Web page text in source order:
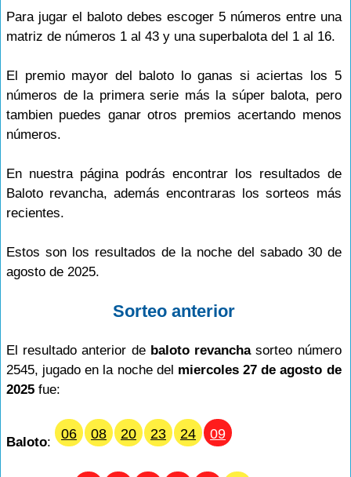
Para jugar el baloto debes escoger 5 números entre una
matriz de números 1 al 43 y una superbalota del 1 al 16.
El premio mayor del baloto lo ganas si aciertas los 5
números de la primera serie más la súper balota, pero
tambien puedes ganar otros premios acertando menos
números.
En nuestra página podrás encontrar los resultados de
Baloto revancha, además encontraras los sorteos más
recientes.
Estos son los resultados de la noche del sabado 30 de
agosto de 2025.
Sorteo anterior
El resultado anterior de baloto revanchasorteo número
2545, jugado en la noche del miercoles 27 de agosto de
2025 fue:
Baloto:
06 08 20 23 24 09